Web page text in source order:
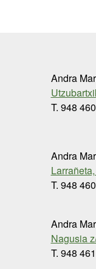
Andra
T. 948
Andra
T. 948
Andra
Nagusia
T. 948